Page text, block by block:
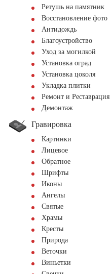
Ретушь на памятник
Восстановление фото
Антидождь
Благоустройство
Уход за могилкой
Установка оград
Установка цоколя
Укладка плитки
Ремонт и Реставрация
Демонтаж
Гравировка
Картинки
Лицевое
Обратное
Шрифты
Иконы
Ангелы
Святые
Храмы
Кресты
Природа
Веточки
Виньетки